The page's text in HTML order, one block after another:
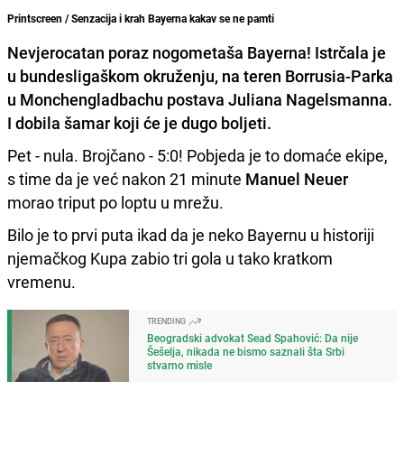
Printscreen / Senzacija i krah Bayerna kakav se ne pamti
Nevjerocatan poraz nogometaša Bayerna! Istrčala je
u bundesligaškom okruženju, na teren Borrusia-Parka
u Monchengladbachu postava Juliana Nagelsmanna.
I dobila šamar koji će je dugo boljeti.
Pet - nula. Brojčano - 5:0! Pobjeda je to domaće ekipe,
s time da je već nakon 21 minute Manuel Neuer
morao triput po loptu u mrežu.
Bilo je to prvi puta ikad da je neko Bayernu u historiji
njemačkog Kupa zabio tri gola u tako kratkom
vremenu.
TRENDING
Beogradski advokat Sead Spahović: Da nije
Šešelja, nikada ne bismo saznali šta Srbi
stvarno misle